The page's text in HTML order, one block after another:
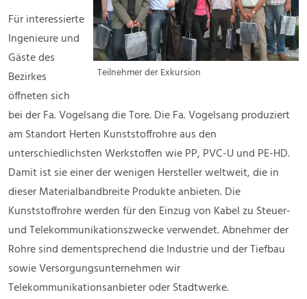
Teilnehmer der Exkursion
Für interessierte
Ingenieure und
Gäste des
Bezirkes
öffneten sich
bei der Fa. Vogelsang die Tore. Die Fa. Vogelsang produziert
am Standort Herten Kunststoffrohre aus den
unterschiedlichsten Werkstoffen wie PP, PVC-U und PE-HD.
Damit ist sie einer der wenigen Hersteller weltweit, die in
dieser Materialbandbreite Produkte anbieten. Die
Kunststoffrohre werden für den Einzug von Kabel zu Steuer-
und Telekommunikationszwecke verwendet. Abnehmer der
Rohre sind dementsprechend die Industrie und der Tiefbau
sowie Versorgungsunternehmen wir
Telekommunikationsanbieter oder Stadtwerke.